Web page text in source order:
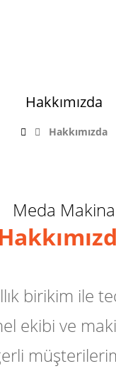
Hakkımızda
Hakkımızda
Meda Makina
birikim ile
ekibi ve